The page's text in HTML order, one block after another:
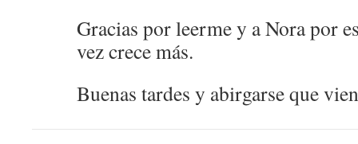
Gracias por leerme y a Nora por
vez crece más.
Buenas tardes y abirgarse que